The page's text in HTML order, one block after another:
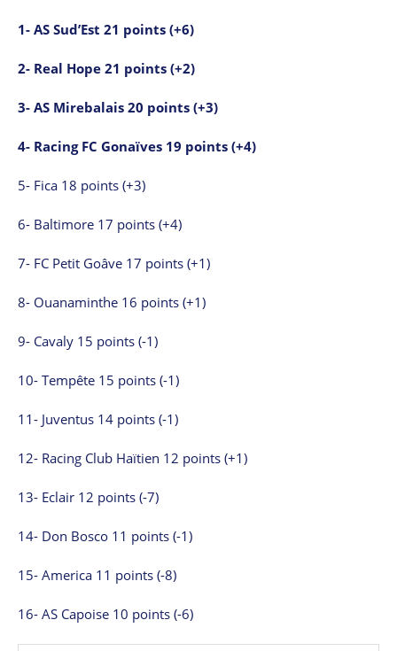
1- AS Sud’Est 21 points (+6)
2- Real Hope 21 points (+2)
3- AS Mirebalais 20 points (+3)
4- Racing FC Gonaïves 19 points (+4)
5- Fica 18 points (+3)
6- Baltimore 17 points (+4)
7- FC Petit Goâve 17 points (+1)
8- Ouanaminthe 16 points (+1)
9- Cavaly 15 points (-1)
10- Tempête 15 points (-1)
11- Juventus 14 points (-1)
12- Racing Club Haïtien 12 points (+1)
13- Eclair 12 points (-7)
14- Don Bosco 11 points (-1)
15- America 11 points (-8)
16- AS Capoise 10 points (-6)